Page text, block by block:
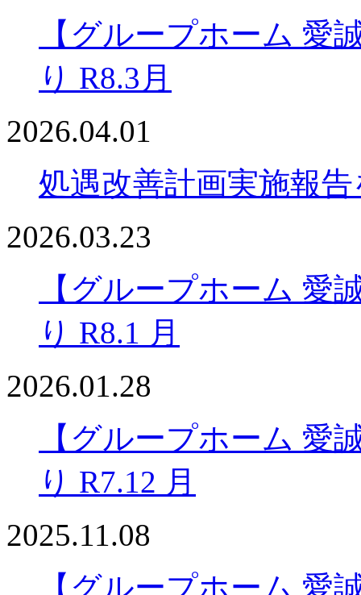
【グループホーム 愛
り R8.3月
2026.04.01
処遇改善計画実施報
2026.03.23
【グループホーム 愛
り R8.1 月
2026.01.28
【グループホーム 愛
り R7.12 月
2025.11.08
【グループホーム 愛